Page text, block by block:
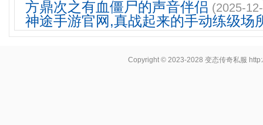
方鼎次之有血僵尸的声音伴侣 (2025-
神途手游官网,真战起来的手动练级
Copyright © 2023-2028变态传奇私服